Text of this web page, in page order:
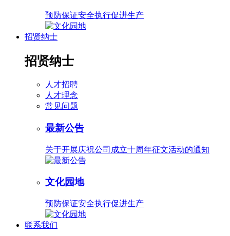
预防保证安全执行促进生产
招贤纳士
招贤纳士
人才招聘
人才理念
常见问题
最新公告
关于开展庆祝公司成立十周年征文活动的通知
文化园地
预防保证安全执行促进生产
联系我们